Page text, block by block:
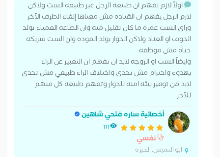
اولاً لازم نفهم ان طبيعه الرجل غير طبيعه الست ولاكن
لازم الرجل يفهم ان القياده مش معناها إلغاء الطرف الآخر
وراي الست عمره ما كان تقليل منه وان الطاعه العمياء تولد
الخوف او العناد ولاكن الحوار يولد الموده وان الست شريكه
حياه مش موظفه
وايضاً الست او الزوجه لابد ان تفهم ان التعبير عن الراء
بهدوء واحترام مش تحدي واختلاف الراء طبيعي مش تحدي
لابد من توفير بيئة امنه للحوار وتفهم طبيعه كل منهم
للآخر
أخصائية ساره فتحي شاهين
111
نفسي
ابو النمرس, الجيزة